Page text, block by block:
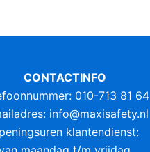
CONTACTINFO
010-713 81 64
info@maxisafety.nl
klantendienst: